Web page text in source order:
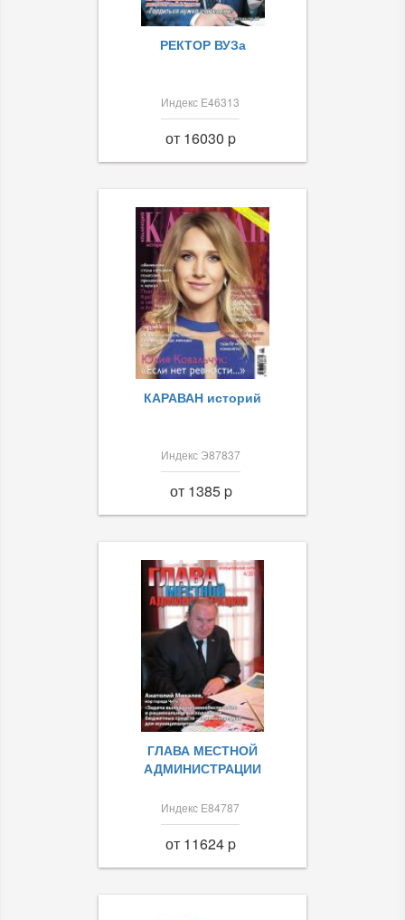
РЕКТОР ВУЗа
Индекс Е46313
от 16030 p
КАРАВАН историй
Индекс Э87837
от 1385 p
ГЛАВА МЕСТНОЙ
АДМИНИСТРАЦИИ
Индекс Е84787
от 11624 p